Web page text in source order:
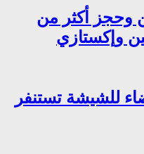
وحجز أكثر من
للشيشة تستنفر